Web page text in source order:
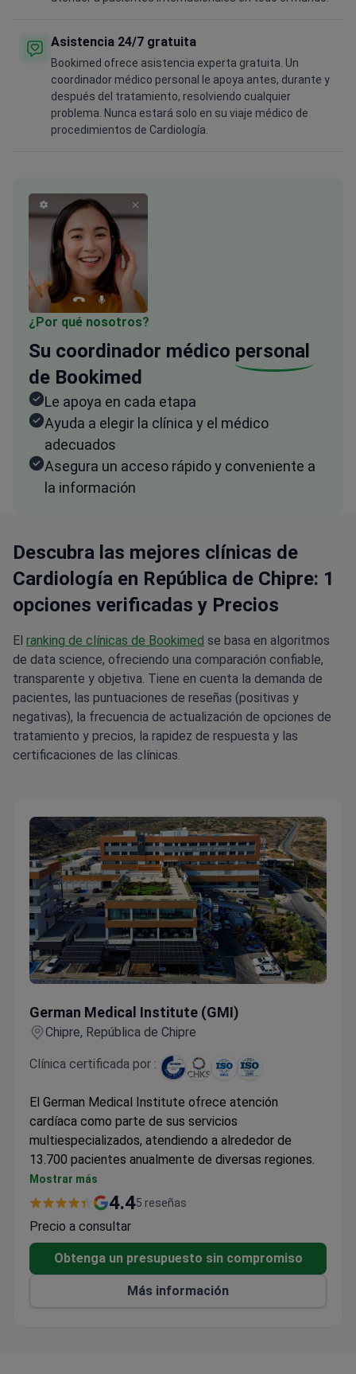
Asistencia 24/7 gratuita
Bookimed ofrece asistencia experta gratuita. Un
coordinador médico personal le apoya antes, durante y
después del tratamiento, resolviendo cualquier
problema. Nunca estará solo en su viaje médico de
procedimientos de Cardiología.
¿Por qué nosotros?
Su coordinador médico personal
de Bookimed
Le apoya en cada etapa
Ayuda a elegir la clínica y el médico
adecuados
Asegura un acceso rápido y conveniente a
la información
Descubra las mejores clínicas de
Cardiología en República de Chipre: 1
opciones verificadas y Precios
El ranking de clínicas de Bookimed se basa en algoritmos
de data science, ofreciendo una comparación confiable,
transparente y objetiva. Tiene en cuenta la demanda de
pacientes, las puntuaciones de reseñas (positivas y
negativas), la frecuencia de actualización de opciones de
tratamiento y precios, la rapidez de respuesta y las
certificaciones de las clínicas.
German Medical Institute (GMI)
Chipre, República de Chipre
Clínica certificada por :
El German Medical Institute ofrece atención
cardíaca como parte de sus servicios
multiespecializados, atendiendo a alrededor de
13.700 pacientes anualmente de diversas regiones.
Servicios de cardiología integrados con
diagnósticos de medicina nuclear
Mostrar más
4.45 reseñas
Precio a consultar
Obtenga un presupuesto sin compromiso
Más información